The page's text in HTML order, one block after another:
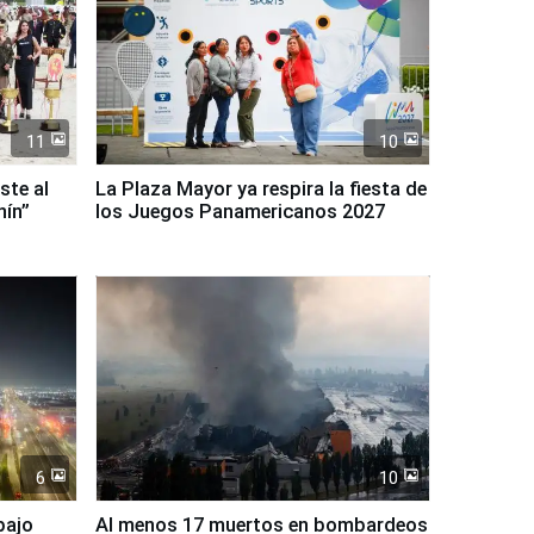
11
al
10
La Plaza Mayor ya respira la fiesta de
los Juegos Panamericanos 2027
6 10
Al menos 17 muertos en bombardeos